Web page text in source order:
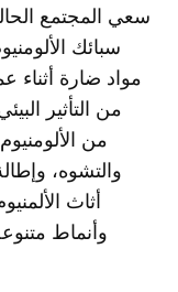
سعي المجتمع
سبائك
مواد ضارة أثناء
من التأثير
من
والتشوه،
أثاث
وأنماط